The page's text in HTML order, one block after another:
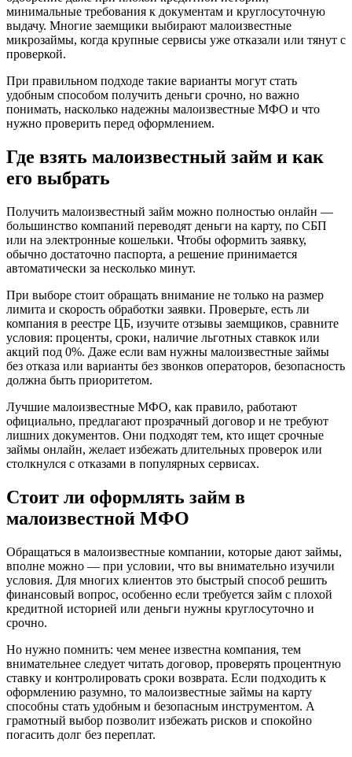
минимальные требования к документам и круглосуточную
выдачу. Многие заемщики выбирают малоизвестные
микрозаймы, когда крупные сервисы уже отказали или тянут с
проверкой.
При правильном подходе такие варианты могут стать
удобным способом получить деньги срочно, но важно
понимать, насколько надежны малоизвестные МФО и что
нужно проверить перед оформлением.
Где взять малоизвестный займ и как
его выбрать
Получить малоизвестный займ можно полностью онлайн —
большинство компаний переводят деньги на карту, по СБП
или на электронные кошельки. Чтобы оформить заявку,
обычно достаточно паспорта, а решение принимается
автоматически за несколько минут.
При выборе стоит обращать внимание не только на размер
лимита и скорость обработки заявки. Проверьте, есть ли
компания в реестре ЦБ, изучите отзывы заемщиков, сравните
условия: проценты, сроки, наличие льготных ставкок или
акций под 0%. Даже если вам нужны малоизвестные займы
без отказа или варианты без звонков операторов, безопасность
должна быть приоритетом.
Лучшие малоизвестные МФО, как правило, работают
официально, предлагают прозрачный договор и не требуют
лишних документов. Они подходят тем, кто ищет срочные
займы онлайн, желает избежать длительных проверок или
столкнулся с отказами в популярных сервисах.
Стоит ли оформлять займ в
малоизвестной МФО
Обращаться в малоизвестные компании, которые дают займы,
вполне можно — при условии, что вы внимательно изучили
условия. Для многих клиентов это быстрый способ решить
финансовый вопрос, особенно если требуется займ с плохой
кредитной историей или деньги нужны круглосуточно и
срочно.
Но нужно помнить: чем менее известна компания, тем
внимательнее следует читать договор, проверять процентную
ставку и контролировать сроки возврата. Если подходить к
оформлению разумно, то малоизвестные займы на карту
способны стать удобным и безопасным инструментом. А
грамотный выбор позволит избежать рисков и спокойно
погасить долг без переплат.